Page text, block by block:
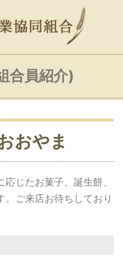
合員紹介)
おやま
じたお菓子、誕生餅、
ご来店お待ちしており